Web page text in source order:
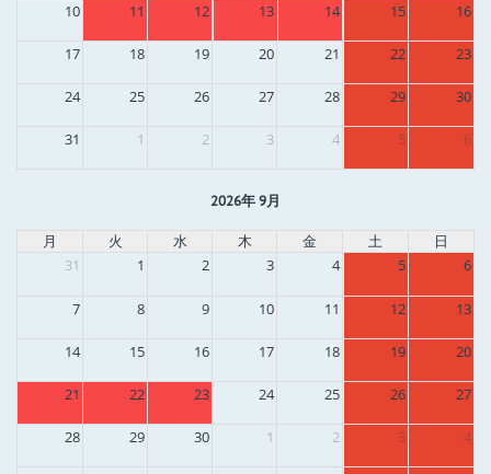
10 11 12 13 14 15 16
17 18 19 20 21 22 23
24 25 26 27 28 29 30
31 1 2 3 4 5 6
2026年 9月
月 火 水 木 金 土
日
31
1 2 3 4 5 6
7 8 9 10 11 12 13
14 15 16 17 18 19 20
21 22 23 24 25 26 27
28 29 30 1 2 3 4